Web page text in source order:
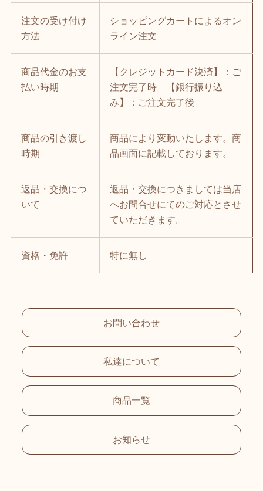
注文の受け付け
方法
ショッピングカートによるオン
ライン注文
商品代金のお支
払い時期
【クレジットカード決済】：ご
注文完了時 【銀行振り込
み】：ご注文完了後
商品の引き渡し
時期
商品により変動いたします。商
品画面に記載しております。
返品・交換につ
いて
返品・交換につきましては当店
へお問合せにてのご対応とさせ
ていただきます。
資格・免許 特に無し
お問い合わせ
私達について
商品一覧
お知らせ